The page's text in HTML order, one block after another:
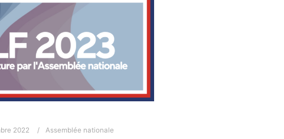
2022 Assemblée nationale